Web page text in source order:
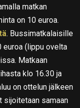
matkan
on 10 euroa.
. Bussimatkalaisille
euroa (lippu ovelta
Matkaan
klo 16.30 ja
on ottelun jälkeen
sijoitetaan samaan